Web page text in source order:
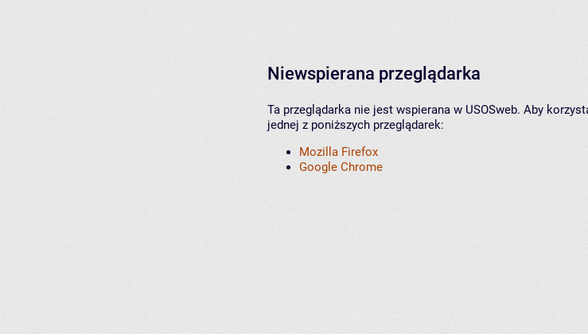
Niewspierana przeglądarka
Ta przeglądarka nie jest wspierana w USOSweb. Aby
jednej z poniższych przeglądarek:
Mozilla Firefox
Google Chrome